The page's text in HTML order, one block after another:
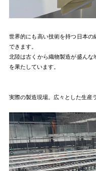
世界的にも高い技術を持つ日本
できます。
北陸は古くから織物製造が盛ん
を果たしています。
実際の製造現場。広々とした生産